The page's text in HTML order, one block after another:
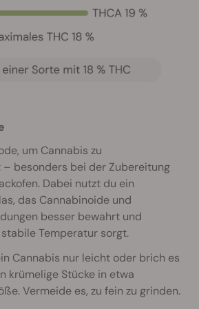
um Cannabis zu
besonders bei der Zubereitung
Dabei nutzt du ein
das Cannabinoide und
besser bewahrt und
Temperatur sorgt.
Cannabis nur leicht oder brich es
krümelige Stücke in etwa
Vermeide es, zu fein zu grinden.